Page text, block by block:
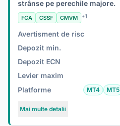
strânse pe perechile majore.
FCA CSSF CMVM +1
Avertisment de risc
Depozit min.
Depozit ECN
Levier maxim
Platforme MT4 MT5
Mai multe detalii